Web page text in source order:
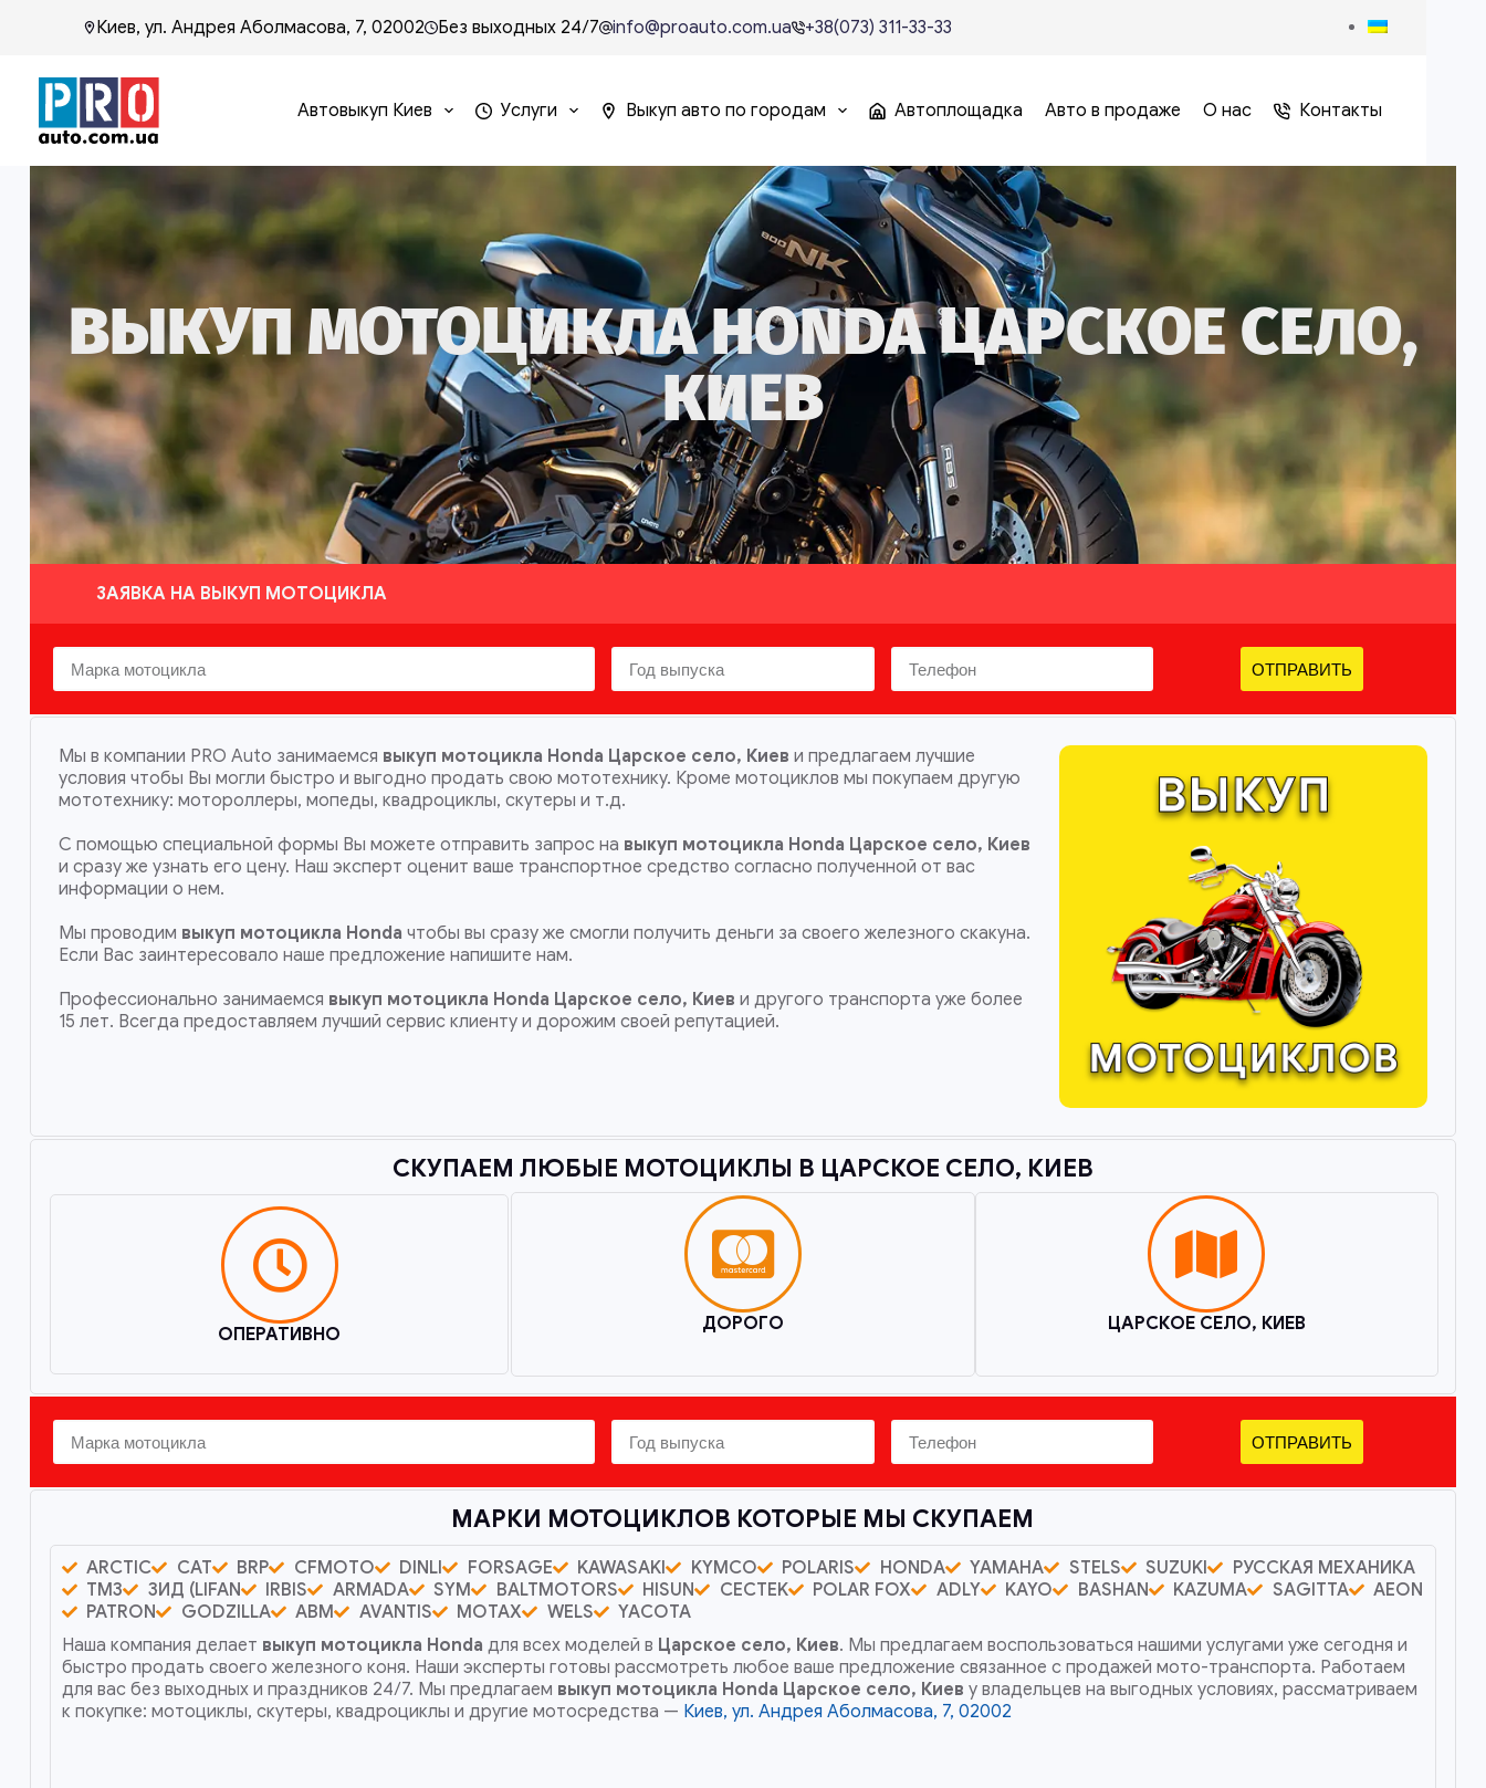
Киев, ул. Андрея Аболмасова, 7, 02002 Без выходных 24/7 info@proauto.com.ua +38(073) 311-33-33
Автовыкуп Киев Услуги Выкуп авто по городам Автоплощадка Авто в продаже О нас Контакты
ВЫКУП МОТОЦИКЛА HONDA ЦАРСКОЕ СЕЛО,
КИЕВ
ЗАЯВКА НА ВЫКУП МОТОЦИКЛА
ОТПРАВИТЬ
Мы в компании PRO Auto занимаемся выкуп мотоцикла Honda Царское село, Киев и предлагаем лучшие
условия чтобы Вы могли быстро и выгодно продать свою мототехнику. Кроме мотоциклов мы покупаем другую
мототехнику: мотороллеры, мопеды, квадроциклы, скутеры и т.д.
С помощью специальной формы Вы можете отправить запрос на выкуп мотоцикла Honda Царское село, Киев
и сразу же узнать его цену. Наш эксперт оценит ваше транспортное средство согласно полученной от вас
информации о нем.
Мы проводим выкуп мотоцикла Honda чтобы вы сразу же смогли получить деньги за своего железного скакуна.
Если Вас заинтересовало наше предложение напишите нам.
Профессионально занимаемся выкуп мотоцикла Honda Царское село, Киев и другого транспорта уже более
15 лет. Всегда предоставляем лучший сервис клиенту и дорожим своей репутацией.
СКУПАЕМ ЛЮБЫЕ МОТОЦИКЛЫ В ЦАРСКОЕ СЕЛО, КИЕВ​
ОПЕРАТИВНО ДОРОГО ЦАРСКОЕ СЕЛО, КИЕВ
ОТПРАВИТЬ
МАРКИ МОТОЦИКЛОВ КОТОРЫЕ МЫ СКУПАЕМ
ARCTIC CAT BRP CFMOTO DINLI FORSAGE KAWASAKI KYMCO POLARIS HONDA YAMAHA STELS SUZUKI
РУССКАЯ МЕХАНИКА
ТМЗ
ЗИД (LIFAN IRBIS ARMADA SYM BALTMOTORS HISUN CECTEK POLAR FOX ADLY KAYO BASHAN KAZUMA SAGITTA
AEON
PATRON
GODZILLA ABM AVANTIS MOTAX WELS
YACOTA
Наша компания делает выкуп мотоцикла Honda для всех моделей в Царское село, Киев. Мы предлагаем воспользоваться нашими услугами уже сегодня и
быстро продать своего железного коня. Наши эксперты готовы рассмотреть любое ваше предложение связанное с продажей мото-транспорта. Работаем
для вас без выходных и праздников 24/7. Мы предлагаем выкуп мотоцикла Honda Царское село, Киев у владельцев на выгодных условиях, рассматриваем
к покупке: мотоциклы, скутеры, квадроциклы и другие мотосредства — Киев, ул. Андрея Аболмасова, 7, 02002